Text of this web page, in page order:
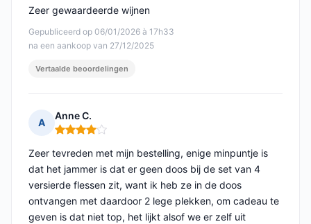
Gepubliceerd op 06/01/2026 à 17h33
na een aankoop van 27/12/2025
Zeer gewaardeerde wijnen
Vertaalde beoordelingen
A
Anne C.
Opmerking: 4 van 5
Zeer tevreden met mijn bestelling, enige minpuntje is
dat het jammer is dat er geen doos bij de set van 4
versierde flessen zit, want ik heb ze in de doos
ontvangen met daardoor 2 lege plekken, om cadeau te
geven is dat niet top, het lijkt alsof we er zelf uit